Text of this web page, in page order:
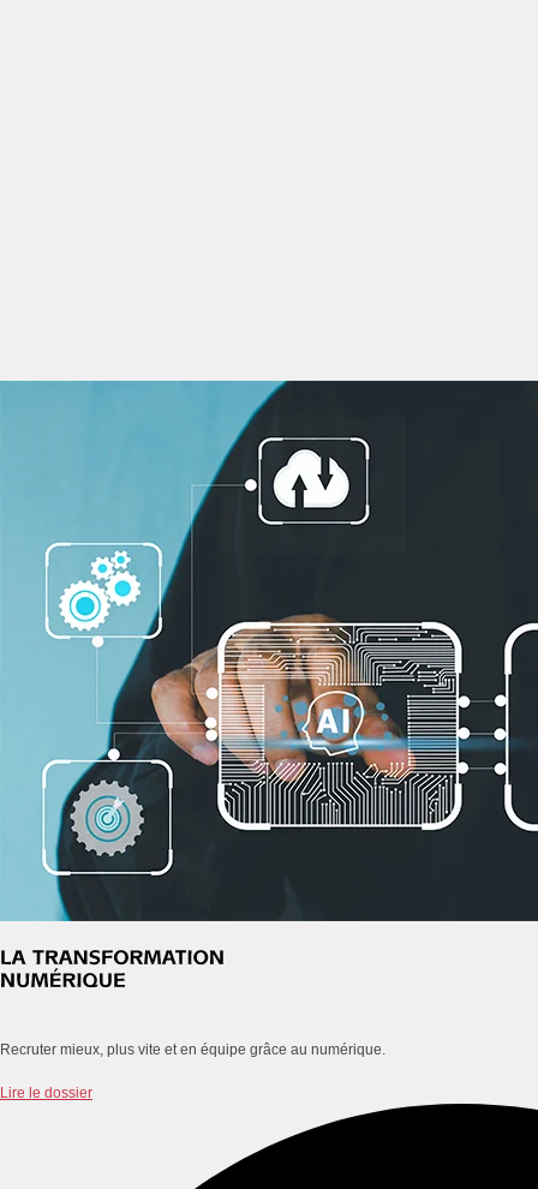
Recruter mieux, plus vite et en équipe grâce au numérique.
Lire le dossier